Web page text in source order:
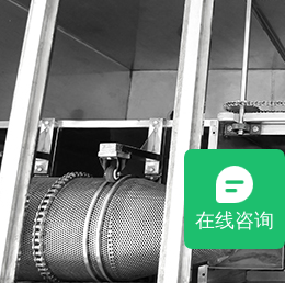
在线咨询